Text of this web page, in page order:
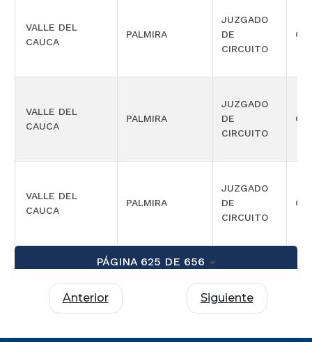
VALLE DEL
CAUCA
PALMIRA
JUZGADO
DE
CIRCUITO
VALLE DEL
CAUCA
PALMIRA
JUZGADO
DE
CIRCUITO
VALLE DEL
CAUCA
PALMIRA
JUZGADO
DE
CIRCUITO
PÁGINA 625 DE 656
Anterior Siguiente